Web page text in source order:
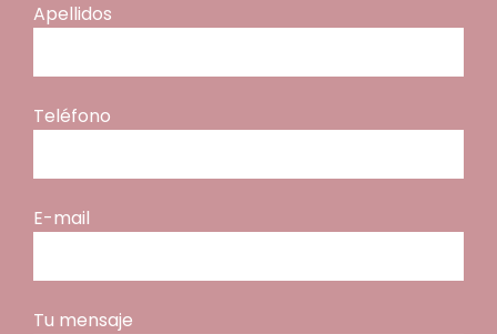
Apellidos
Teléfono
E-mail
Tu mensaje